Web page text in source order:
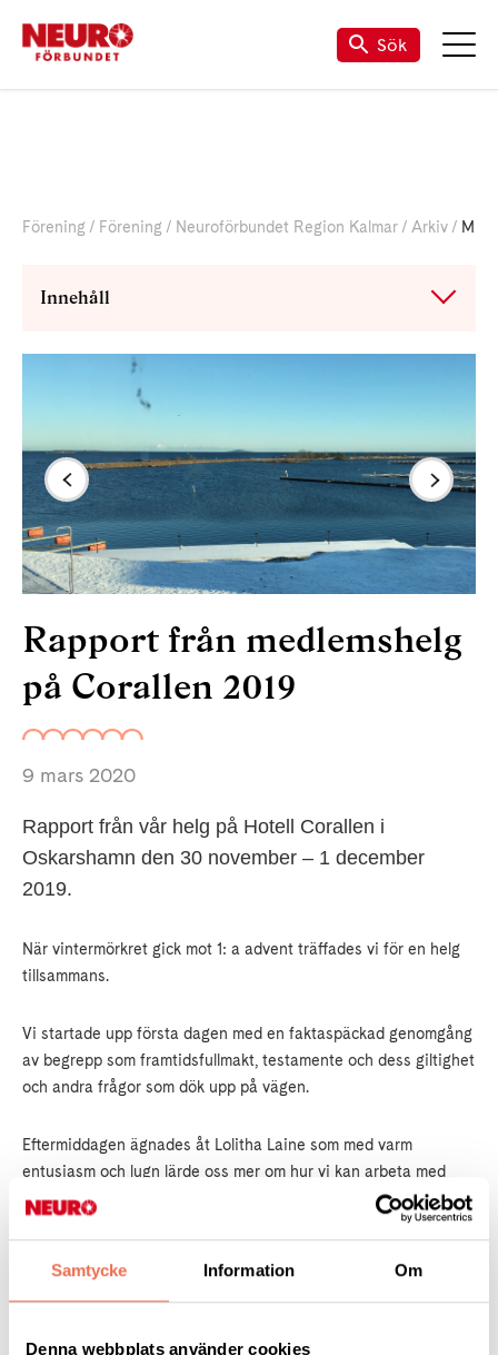
Samtycke Information Om
Denna webbplats använder cookies
Sök
Förening Förening Neuroförbundet Region Kalmar Arkiv
Innehåll
Rapport från medlemshelg
på Corallen 2019
9 mars 2020
Rapport från vår helg på Hotell Corallen i
Oskarshamn den 30 november – 1 december
2019.
När vintermörkret gick mot 1: a advent träffades vi för en helg
tillsammans.
Vi startade upp första dagen med en faktaspäckad genomgång
av begrepp som framtidsfullmakt, testamente och dess giltighet
och andra frågor som dök upp på vägen.
Eftermiddagen ägnades åt Lolitha Laine som med varm
entusiasm och lugn lärde oss mer om hur vi kan arbeta med
våra telefoner. Det blev både Swish, BandID, Klarna och Kivra.
Vi tycks aldrig lära oss tillräckligt och våra frågor är alltid